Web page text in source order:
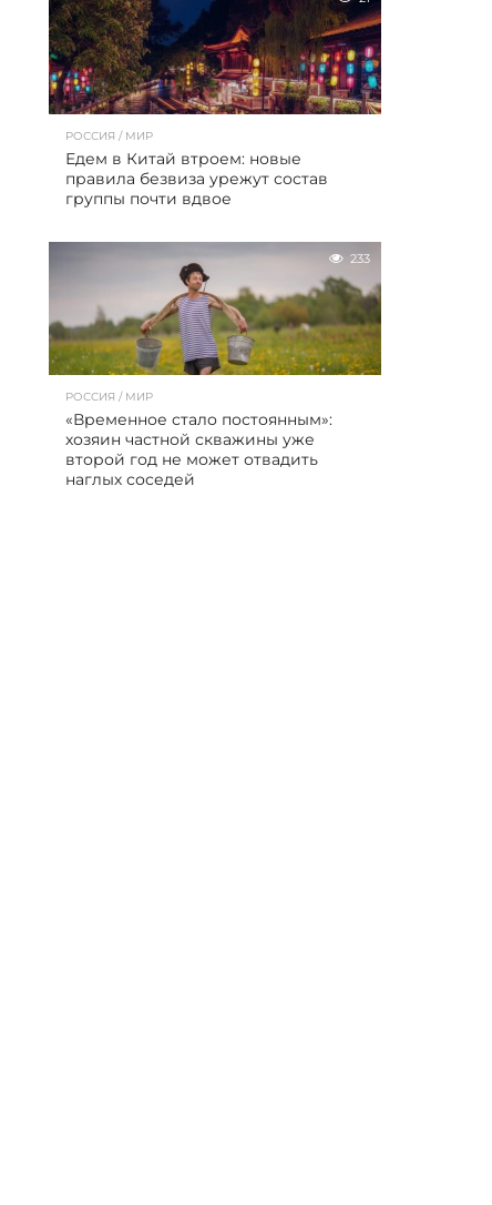
РОССИЯ / МИР
Едем в Китай втроем: новые
правила безвиза урежут состав
группы почти вдвое
233
РОССИЯ / МИР
«Временное стало постоянным»:
хозяин частной скважины уже
второй год не может отвадить
наглых соседей